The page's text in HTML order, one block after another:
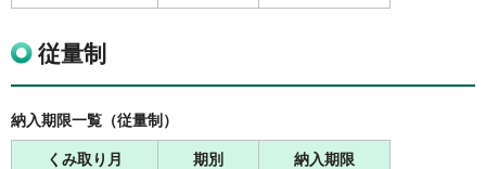
従量制
納入期限一覧（従量制）
くみ取り月 期別 納入期限